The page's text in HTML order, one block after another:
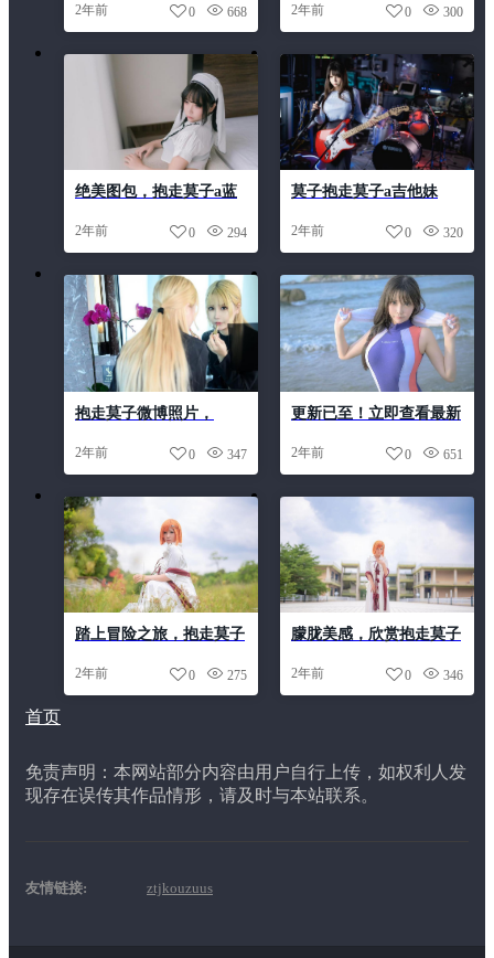
2年前 668
0
直太美了
2年前 300
0
绝美图包，抱走莫子a蓝
2年前 294
0
莫子抱走莫子a吉他妹
怦然心动
2年前 320
0
抱走莫子微博照片，
集。
2年前 347
0
更新已至！立即查看最新
2年前 651
0
踏上冒险之旅，抱走莫子
2年前 275
0
朦胧美感，欣赏抱走莫子
作品
2年前 346
0
首页
免责声明：本网站部分内容由用户自行上传，如权利人发
现存在误传其作品情形，请及时与本站联系。
友情链接: ztjkouzuus